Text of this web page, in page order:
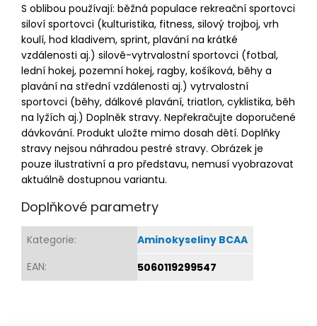
S oblibou používají: běžná populace rekreační sportovci
siloví sportovci (kulturistika, fitness, silový trojboj, vrh
koulí, hod kladivem, sprint, plavání na krátké
vzdálenosti aj.) silově-vytrvalostní sportovci (fotbal,
lední hokej, pozemní hokej, ragby, košíková, běhy a
plavání na střední vzdálenosti aj.) vytrvalostní
sportovci (běhy, dálkové plavání, triatlon, cyklistika, běh
na lyžích aj.) Doplněk stravy. Nepřekračujte doporučené
dávkování. Produkt uložte mimo dosah dětí. Doplňky
stravy nejsou náhradou pestré stravy. Obrázek je
pouze ilustrativní a pro představu, nemusí vyobrazovat
aktuálně dostupnou variantu.
Doplňkové parametry
Kategorie:
Aminokyseliny BCAA
EAN: 5060119299547